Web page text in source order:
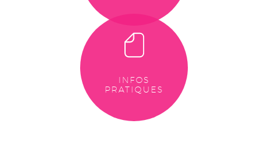
INFOS
PRATIQUES